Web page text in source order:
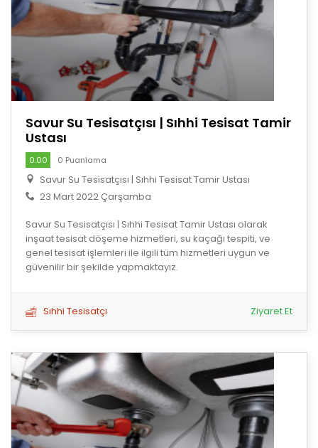
Savur Su Tesisatçısı | Sıhhi Tesisat Tamir
Ustası
0.00 0 Puanlama
Savur Su Tesisatçısı | Sıhhi Tesisat Tamir Ustası
23 Mart 2022 Çarşamba
Savur Su Tesisatçısı | Sıhhi Tesisat Tamir Ustası olarak
inşaat tesisat döşeme hizmetleri, su kaçağı tespiti, ve
genel tesisat işlemleri ile ilgili tüm hizmetleri uygun ve
güvenilir bir şekilde yapmaktayız.
Sıhhi Tesisatçı Ziyaret Et